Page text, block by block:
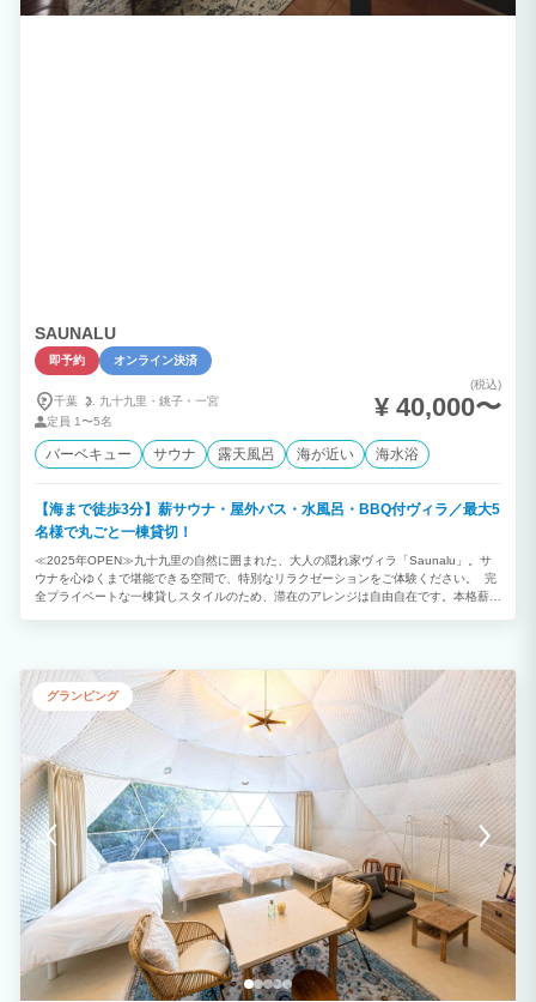
SAUNALU
即予約 オンライン決済
千葉 九十九里・ 銚子・ 一宮
定員 1〜5名
(税込)
¥ 40,000〜
バーベキュー サウナ 露天風呂 海が近い 海水浴
【海まで徒歩3分】薪サウナ・屋外バス・水風呂・BBQ付ヴィラ／最大5
名様で丸ごと一棟貸切！
≪2025年OPEN≫九十九里の自然に囲まれた、大人の隠れ家ヴィラ「Saunalu」。サ
ウナを心ゆくまで堪能できる空間で、特別なリラクゼーションをご体験ください。 完
全プライベートな一棟貸しスタイルのため、滞在のアレンジは自由自在です。本格薪サ
特徴・設備】 ■最大5名様まで：1R＋ロフト / シングルベッド５台 ■本格薪サウナ完
備：薪仕様の湿式サウナ。セルフロウリュもお楽しみいただけます。 ■屋外バス・水風
呂完備：水風呂とお湯の両方を楽しめます。サウナ後の温冷交代浴に。 ■設備充実：コ
ンロ、キッチン用品、洗濯機、冷蔵庫、製氷機、ウォーターサーバーなど完備 ■BBQ
利用可能：BBQグリル有り ※炭はご持参ください ■非対面セルフチェックイン：暗証
番号を入力して入室いただけます。※番号はメールにてご案内いたします。 ■アクセ
ス：海まで徒歩約3分の好立地。人気の「蓮沼ウォーターガーデン」や、買い出しに便
利なスーパー・道の駅も車で約5〜10分圏内です。
グランピング